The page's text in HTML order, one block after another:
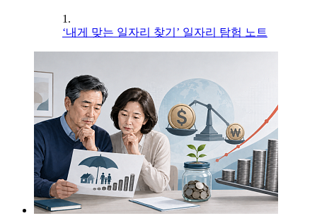
1.
‘내게 맞는 일자리 찾기’ 일자리 탐험 노트